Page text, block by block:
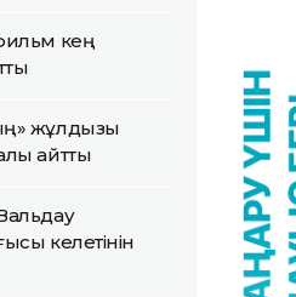
кең
жұлдызы
айтты
келетінін